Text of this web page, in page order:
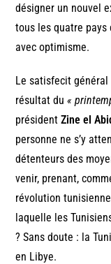
désigner un nouvel
tous les quatre pays
avec optimisme.
Le satisfecit général
résultat du«
présidentZine el
personne ne s’y
détenteurs des
venir, prenant,
révolution
laquelle les
? Sans doute : la
en Libye.